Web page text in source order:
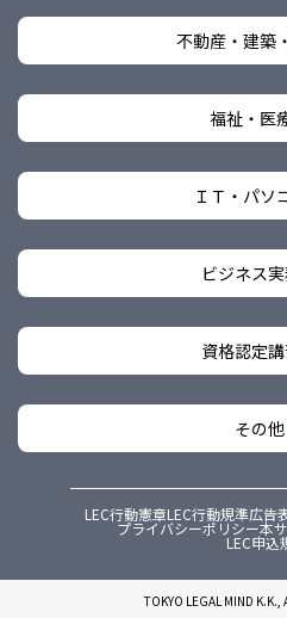
不動産・建築
福祉・医
ＩＴ・パソ
ビジネス
資格認定
その他
LEC行動憲章LEC行動規準広告
プライバシーポリシー本
LEC申込
TOKYO LEGAL MIND